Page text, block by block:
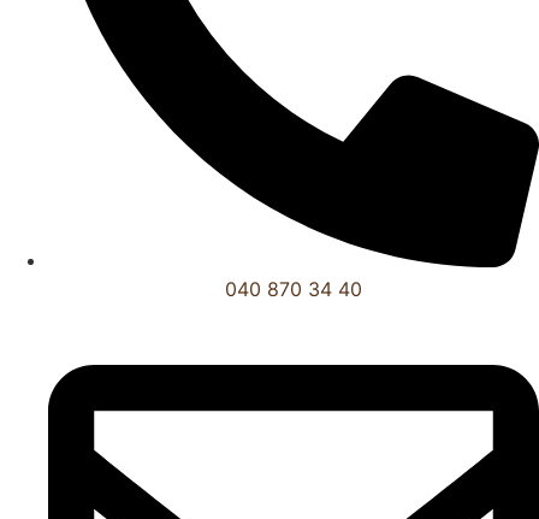
040 870 34 40